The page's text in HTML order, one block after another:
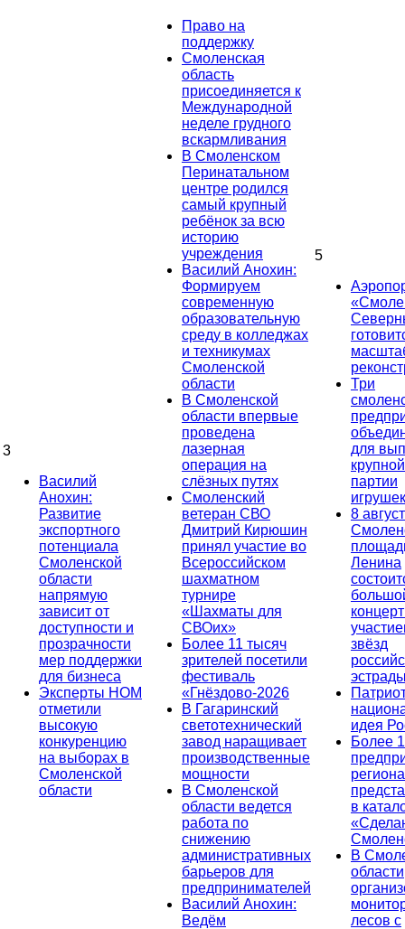
3
Василий
Анохин:
Развитие
экспортного
потенциала
Смоленской
области
напрямую
зависит от
доступности и
прозрачности
мер поддержки
для бизнеса
Эксперты НОМ
отметили
высокую
конкуренцию
на выборах в
Смоленской
области
Право на
поддержку
Смоленская
область
присоединяется к
Международной
неделе грудного
вскармливания
В Смоленском
Перинатальном
центре родился
самый крупный
ребёнок за всю
историю
учреждения
Василий Анохин:
Формируем
современную
образовательную
среду в колледжах
и техникумах
Смоленской
области
В Смоленской
области впервые
проведена
лазерная
операция на
слёзных путях
Смоленский
ветеран СВО
Дмитрий Кирюшин
принял участие во
Всероссийском
шахматном
турнире
«Шахматы для
СВОих»
Более 11 тысяч
зрителей посетили
фестиваль
«Гнёздово-2026
В Гагаринский
светотехнический
завод наращивает
производственные
мощности
В Смоленской
области ведется
работа по
снижению
административных
барьеров для
предпринимателей
Василий Анохин:
Ведём
5
Три
для
крупной
партии
игрушек
8
Ленина
звёзд
идея
Более
региона
в
В
области
лесов с